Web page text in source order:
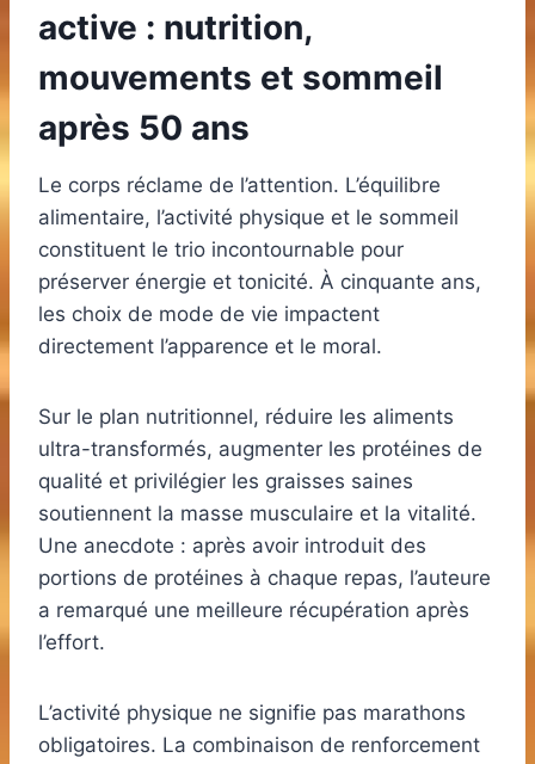
active : nutrition,
mouvements et sommeil
après 50 ans
Le corps réclame de l’attention. L’équilibre
alimentaire, l’activité physique et le sommeil
constituent le trio incontournable pour
préserver énergie et tonicité. À cinquante ans,
les choix de mode de vie impactent
directement l’apparence et le moral.
Sur le plan nutritionnel, réduire les aliments
ultra-transformés, augmenter les protéines de
qualité et privilégier les graisses saines
soutiennent la masse musculaire et la vitalité.
Une anecdote : après avoir introduit des
portions de protéines à chaque repas, l’auteure
a remarqué une meilleure récupération après
l’effort.
L’activité physique ne signifie pas marathons
obligatoires. La combinaison de renforcement